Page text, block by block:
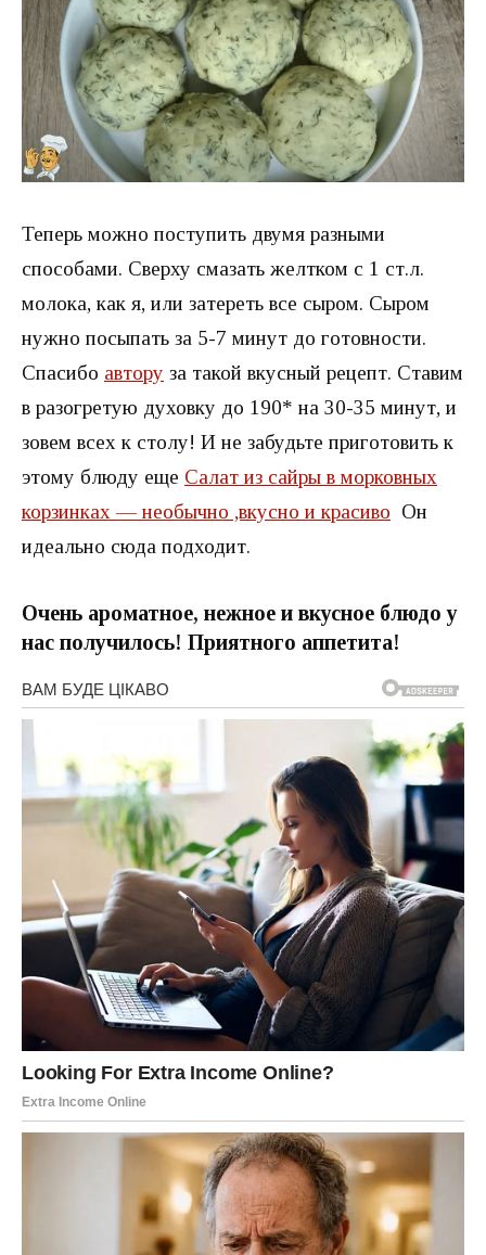
Теперь можно поступить двумя разными
способами. Сверху смазать желтком с 1 ст.л.
молока, как я, или затереть все сыром. Сыром
нужно посыпать за 5-7 минут до готовности.
Спасибо автору за такой вкусный рецепт. Ставим
в разогретую духовку до 190* на 30-35 минут, и
зовем всех к столу! И не забудьте приготовить к
этому блюду еще Салат из сайры в морковных
корзинках — необычно ,вкусно и красиво Он
идеально сюда подходит.
Очень ароматное, нежное и вкусное блюдо у
нас получилось! Приятного аппетита!